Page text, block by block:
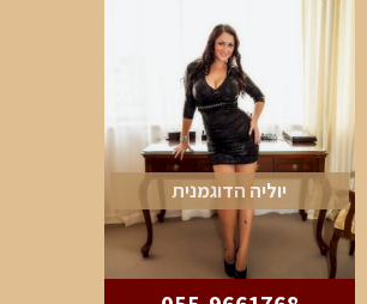
יוליה הדוגמנית